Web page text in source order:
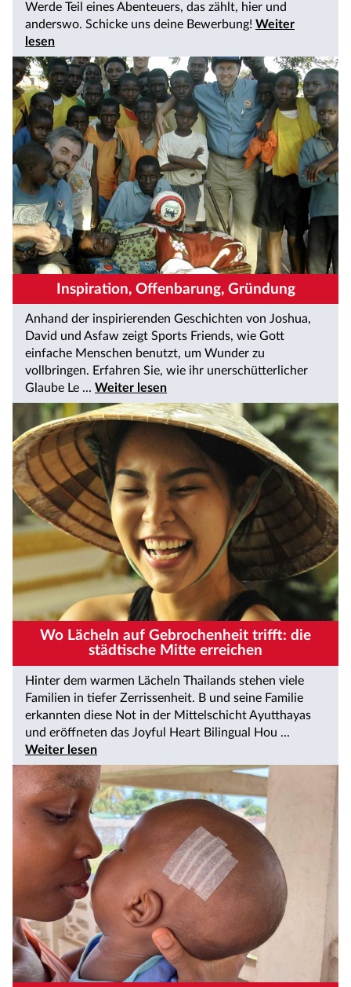
Werde Teil eines Abenteuers, das zählt, hier und
anderswo. Schicke uns deine Bewerbung! Weiter
lesen
Inspiration, Offenbarung, Gründung
Anhand der inspirierenden Geschichten von Joshua,
David und Asfaw zeigt Sports Friends, wie Gott
einfache Menschen benutzt, um Wunder zu
vollbringen. Erfahren Sie, wie ihr unerschütterlicher
Glaube Le ... Weiter lesen
Wo Lächeln auf Gebrochenheit trifft: die
städtische Mitte erreichen
Hinter dem warmen Lächeln Thailands stehen viele
Familien in tiefer Zerrissenheit. B und seine Familie
erkannten diese Not in der Mittelschicht Ayutthayas
und eröffneten das Joyful Heart Bilingual Hou ...
Weiter lesen